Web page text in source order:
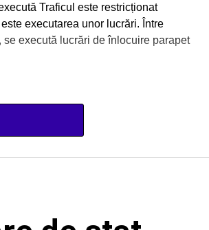
Traficul este restricționat
executarea unor lucrări. Între
execută lucrări de înlocuire parapet